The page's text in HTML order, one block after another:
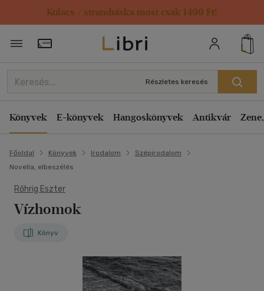
Kulacs / strandtáska most csak 1499 Ft!
Törzsvásárlói Kártya adatai
Részletes keresés
Könyvek E-könyvek Hangoskönyvek Antikvár
Főoldal Könyvek Irodalom
Szépirodalom
Novella, elbeszélés
Rőhrig Eszter
Vízhomok
Könyv